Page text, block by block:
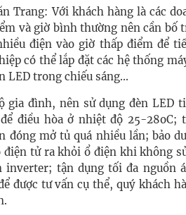
Trang: Với khách hàng là các
và giờ bình thường nên cần bố
điện vào giờ thấp điểm để
có thể lắp đặt các hệ thống
LED trong chiếu sáng...
gia đình, nên sử dụng đèn LED
điều hòa ở nhiệt độ 25-
đóng mở tủ quá nhiều lần; bảo
điện tử ra khỏi ổ điện khi không
inverter; tận dụng tối đa nguồn
được tư vấn cụ thể, quý khách